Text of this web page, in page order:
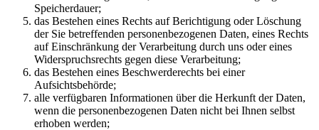
Speicherdauer;
das Bestehen eines Rechts auf Berichtigung oder Löschung
der Sie betreffenden personenbezogenen Daten, eines Rechts
auf Einschränkung der Verarbeitung durch uns oder eines
Widerspruchsrechts gegen diese Verarbeitung;
das Bestehen eines Beschwerderechts bei einer
Aufsichtsbehörde;
alle verfügbaren Informationen über die Herkunft der Daten,
wenn die personenbezogenen Daten nicht bei Ihnen selbst
erhoben werden;